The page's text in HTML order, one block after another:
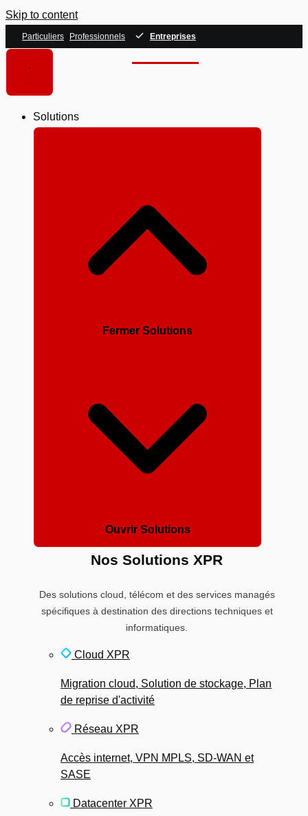
Skip to content
Particuliers Professionnels Entreprises
Solutions
Fermer Solutions
Ouvrir Solutions
Nos Solutions XPR
Des solutions cloud, télécom et des services managés
spécifiques à destination des directions techniques et
informatiques.
Cloud XPR
Migration cloud, Solution de stockage, Plan
de reprise d'activité
Réseau XPR
Accès internet, VPN MPLS, SD-WAN et
SASE
Datacenter XPR